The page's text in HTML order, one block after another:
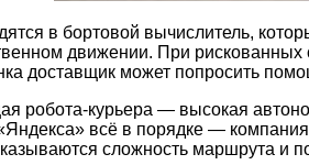
в бортовой вычислитель,
движении. При
доставщик может попросить
робота-курьера — высокая
всё в порядке —
сложность маршрута и